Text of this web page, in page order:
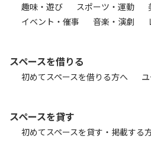
趣味・遊び
スポーツ・運動
イベント・催事
音楽・演劇
スペースを借りる
初めてスペースを借りる方へ
スペースを貸す
初めてスペースを貸す・掲載する